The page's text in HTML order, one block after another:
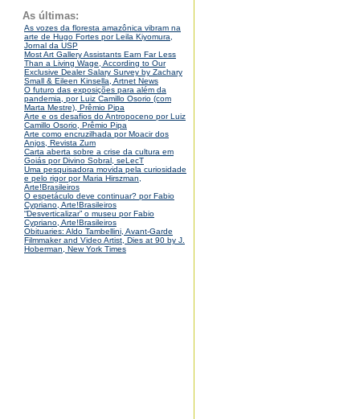
As últimas:
As vozes da floresta amazônica vibram na
arte de Hugo Fortes por Leila Kiyomura,
Jornal da USP
Most Art Gallery Assistants Earn Far Less
Than a Living Wage, According to Our
Exclusive Dealer Salary Survey by Zachary
Small & Eileen Kinsella, Artnet News
O futuro das exposições para além da
pandemia, por Luiz Camillo Osorio (com
Marta Mestre), Prêmio Pipa
Arte e os desafios do Antropoceno por Luiz
Camillo Osorio, Prêmio Pipa
Arte como encruzilhada por Moacir dos
Anjos, Revista Zum
Carta aberta sobre a crise da cultura em
Goiás por Divino Sobral, seLecT
Uma pesquisadora movida pela curiosidade
e pelo rigor por Maria Hirszman,
Arte!Brasileiros
O espetáculo deve continuar? por Fabio
Cypriano, Arte!Brasileiros
“Desverticalizar” o museu por Fabio
Cypriano, Arte!Brasileiros
Obituaries: Aldo Tambellini, Avant-Garde
Filmmaker and Video Artist, Dies at 90 by J.
Hoberman, New York Times